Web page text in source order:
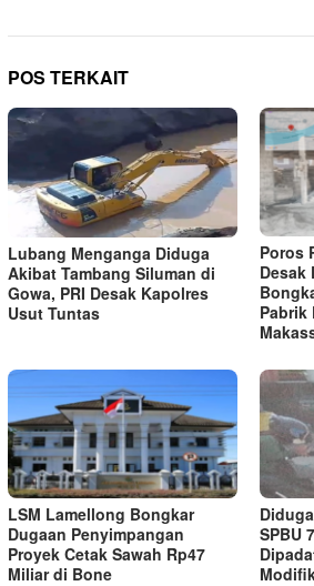
POS TERKAIT
Lubang Menganga Diduga
Akibat Tambang Siluman di
Gowa, PRI Desak Kapolres
Usut Tuntas
Poros
Desak
Pabrik
LSM Lamellong Bongkar
Dugaan Penyimpangan
Proyek Cetak Sawah Rp47
Miliar di Bone
SPBU